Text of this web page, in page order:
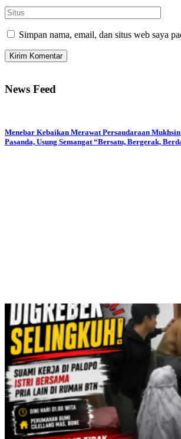
Simpan nama, email, dan situs web saya
News Feed
Menebar Kebaikan Merawat Persaudaraan
Pasanda, Usung Semangat “Bersatu, Bergerak,